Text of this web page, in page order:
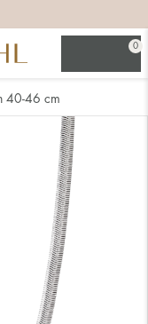
0
40-46 cm